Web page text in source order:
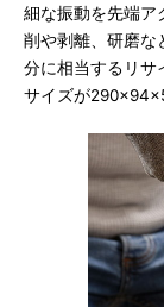
細な振動を先端ア
削や剥離、研磨な
分に相当するリサ
サイズが